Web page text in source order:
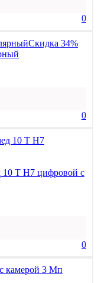
0
Скидка 34%
0
T H7 цифровой c
0